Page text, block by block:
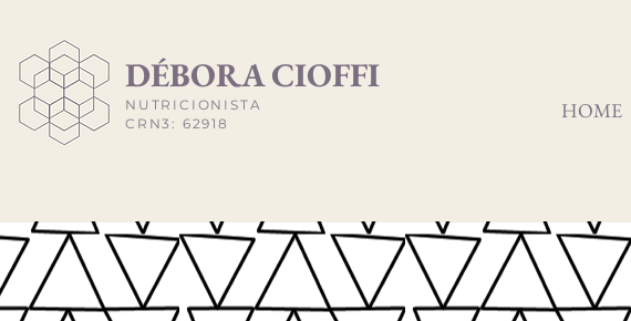
​DÉBORA CIOFFI
NUTRICIONISTA
CRN3: 62918
HOME